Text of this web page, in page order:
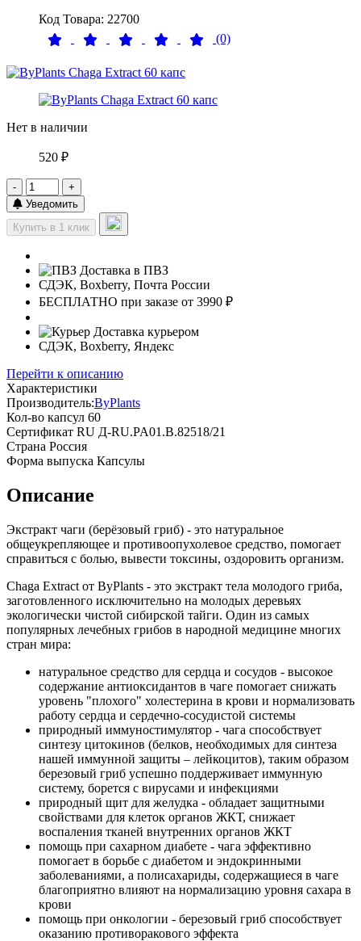
Код Товара: 22700
(0)
Нет в наличии
520 ₽
-
+
Уведомить
Купить в 1 клик
Доставка в ПВЗ
СДЭК, Boxberry, Почта России
БЕСПЛАТНО при заказе от 3990 ₽
Доставка курьером
СДЭК, Boxberry, Яндекс
Перейти к описанию
Характеристики
Производитель:ByPlants
Кол-во капсул 60
Сертификат RU Д-RU.PA01.B.82518/21
Страна Россия
Форма выпуска Капсулы
Описание
Экстракт чаги (берёзовый гриб) - это натуральное
общеукрепляющее и противоопухолевое средство, помогает
справиться с болью, вывести токсины, оздоровить организм.
Chaga Extract от ByPlants - это экстракт тела молодого гриба,
заготовленного исключительно на молодых деревьях
экологически чистой сибирской тайги. Один из самых
популярных лечебных грибов в народной медицине многих
стран мира:
натуральное средство для сердца и сосудов - высокое
содержание антиоксидантов в чаге помогает снижать
уровень "плохого" холестерина в крови и нормализовать
работу сердца и сердечно-сосудистой системы
природный иммуностимулятор - чага способствует
синтезу цитокинов (белков, необходимых для синтеза
нашей иммунной защиты – лейкоцитов), таким образом
березовый гриб успешно поддерживает иммунную
систему, борется с вирусами и инфекциями
природный щит для желудка - обладает защитными
свойствами для клеток органов ЖКТ, снижает
воспаления тканей внутренних органов ЖКТ
помощь при сахарном диабете - чага эффективно
помогает в борьбе с диабетом и эндокринными
заболеваниями, а полисахариды, содержащиеся в чаге
благоприятно влияют на нормализацию уровня сахара в
крови
помощь при онкологии - березовый гриб способствует
оказанию противоракового эффекта